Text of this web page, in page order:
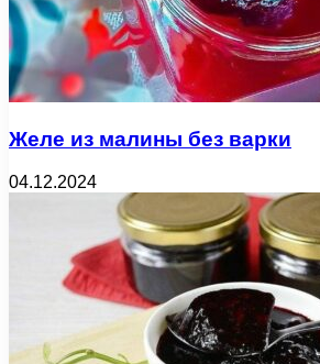
Желе из малины без варки
04.12.2024